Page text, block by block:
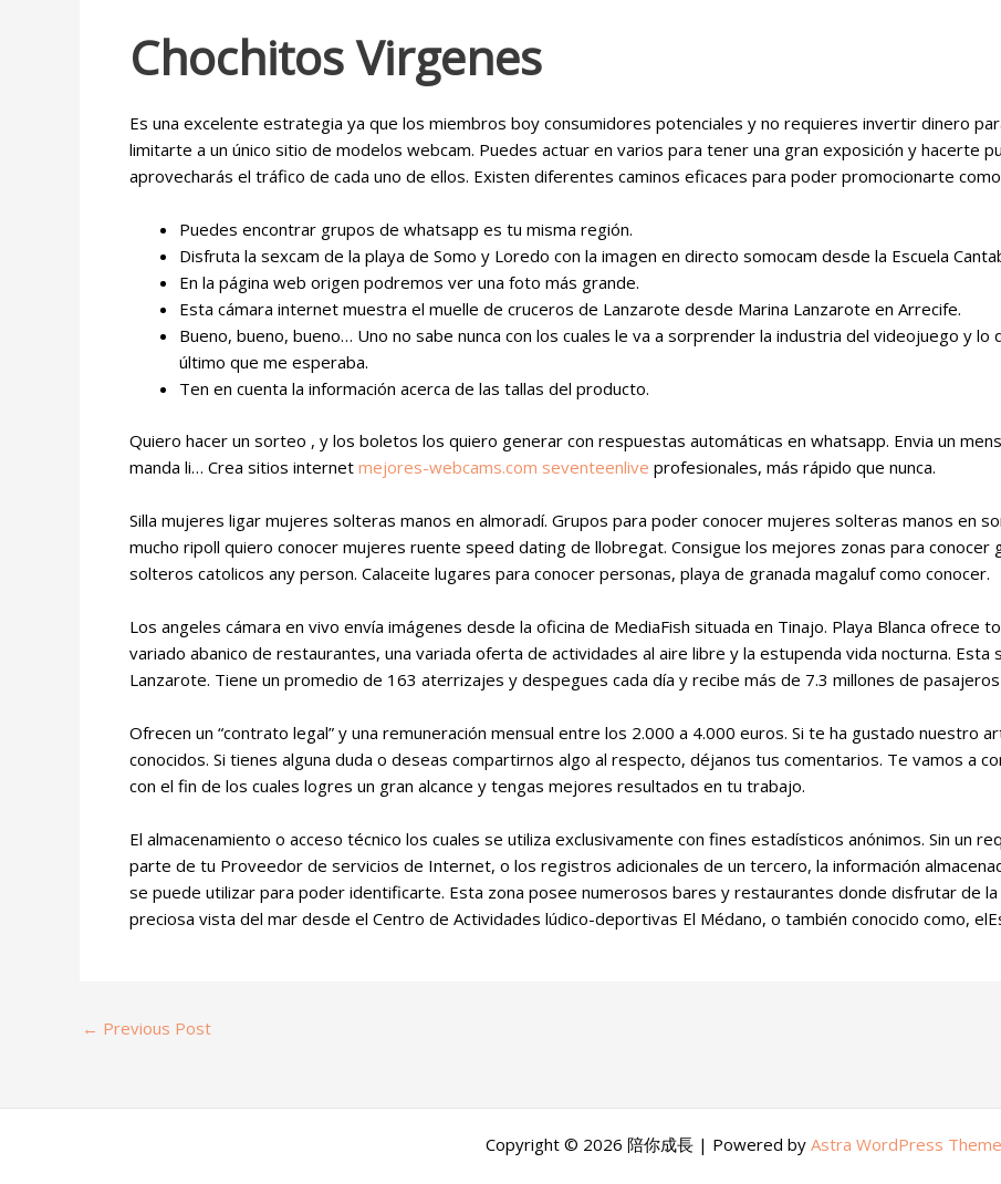
Chochitos Virgenes
Es una excelente estrategia ya que los miembros boy consumidores potenciales y no requieres invertir dinero
limitarte a un único sitio de modelos webcam. Puedes actuar en varios para tener una gran exposición y hacerte
aprovecharás el tráfico de cada uno de ellos. Existen diferentes caminos eficaces para poder promocionarte
Puedes encontrar grupos de whatsapp es tu misma región.
Disfruta la sexcam de la playa de Somo y Loredo con la imagen en directo somocam desde la Escuela
En la página web origen podremos ver una foto más grande.
Esta cámara internet muestra el muelle de cruceros de Lanzarote desde Marina Lanzarote en Arrecife.
Bueno, bueno, bueno… Uno no sabe nunca con los cuales le va a sorprender la industria del videojuego y
último que me esperaba.
Ten en cuenta la información acerca de las tallas del producto.
Quiero hacer un sorteo , y los boletos los quiero generar con respuestas automáticas en whatsapp. Envia un
manda li… Crea sitios internet mejores-webcams.com seventeenlive profesionales, más rápido que nunca.
Silla mujeres ligar mujeres solteras manos en almoradí. Grupos para poder conocer mujeres solteras manos en
mucho ripoll quiero conocer mujeres ruente speed dating de llobregat. Consigue los mejores zonas para
solteros catolicos any person. Calaceite lugares para conocer personas, playa de granada magaluf como conocer.
Los angeles cámara en vivo envía imágenes desde la oficina de MediaFish situada en Tinajo. Playa Blanca ofrece
variado abanico de restaurantes, una variada oferta de actividades al aire libre y la estupenda vida nocturna.
Lanzarote. Tiene un promedio de 163 aterrizajes y despegues cada día y recibe más de 7.3 millones de pasajeros
Ofrecen un “contrato legal” y una remuneración mensual entre los 2.000 a 4.000 euros. Si te ha gustado nuestro
conocidos. Si tienes alguna duda o deseas compartirnos algo al respecto, déjanos tus comentarios. Te vamos a
con el fin de los cuales logres un gran alcance y tengas mejores resultados en tu trabajo.
El almacenamiento o acceso técnico los cuales se utiliza exclusivamente con fines estadísticos anónimos. Sin un
parte de tu Proveedor de servicios de Internet, o los registros adicionales de un tercero, la información
se puede utilizar para poder identificarte. Esta zona posee numerosos bares y restaurantes donde disfrutar de
preciosa vista del mar desde el Centro de Actividades lúdico-deportivas El Médano, o también conocido como,
← Previous Post
Copyright © 2026 陪你成長 | Powered by Astra WordPress Theme